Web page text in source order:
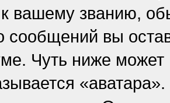
к вашему званию,
сообщений вы
Чуть ниже может